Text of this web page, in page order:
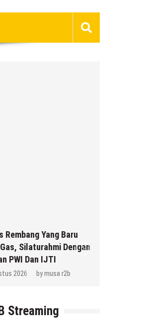
Rembang Yang Baru
Silaturahmi Dengan
PWI Dan IJTI
2026 bymusa r2b
Streaming